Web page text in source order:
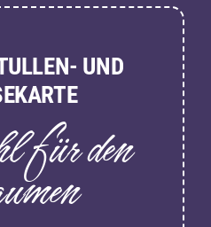
UND
für den